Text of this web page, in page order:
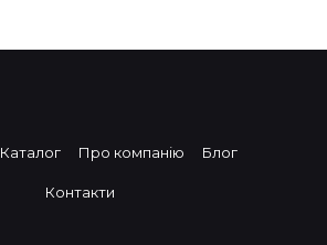
Каталог Про компанію Блог
Контакти